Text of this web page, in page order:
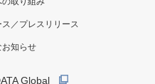
ス／プレスリリース
お知らせ
Global